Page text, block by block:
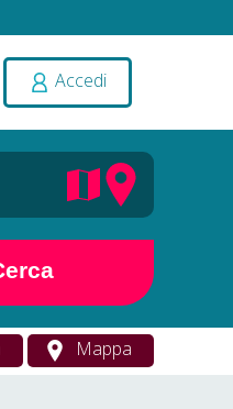
Accedi
Mappa